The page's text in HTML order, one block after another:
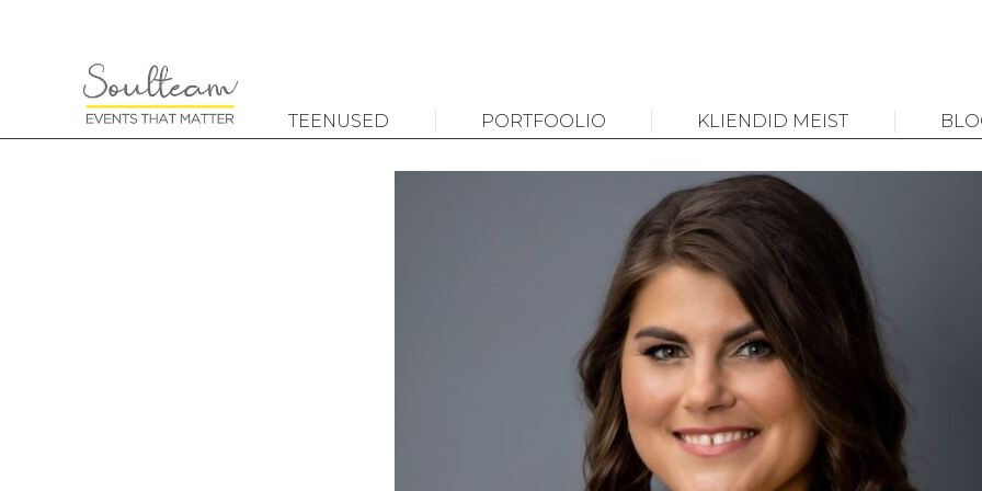
TEENUSED PORTFOOLIO KLIENDID MEIST